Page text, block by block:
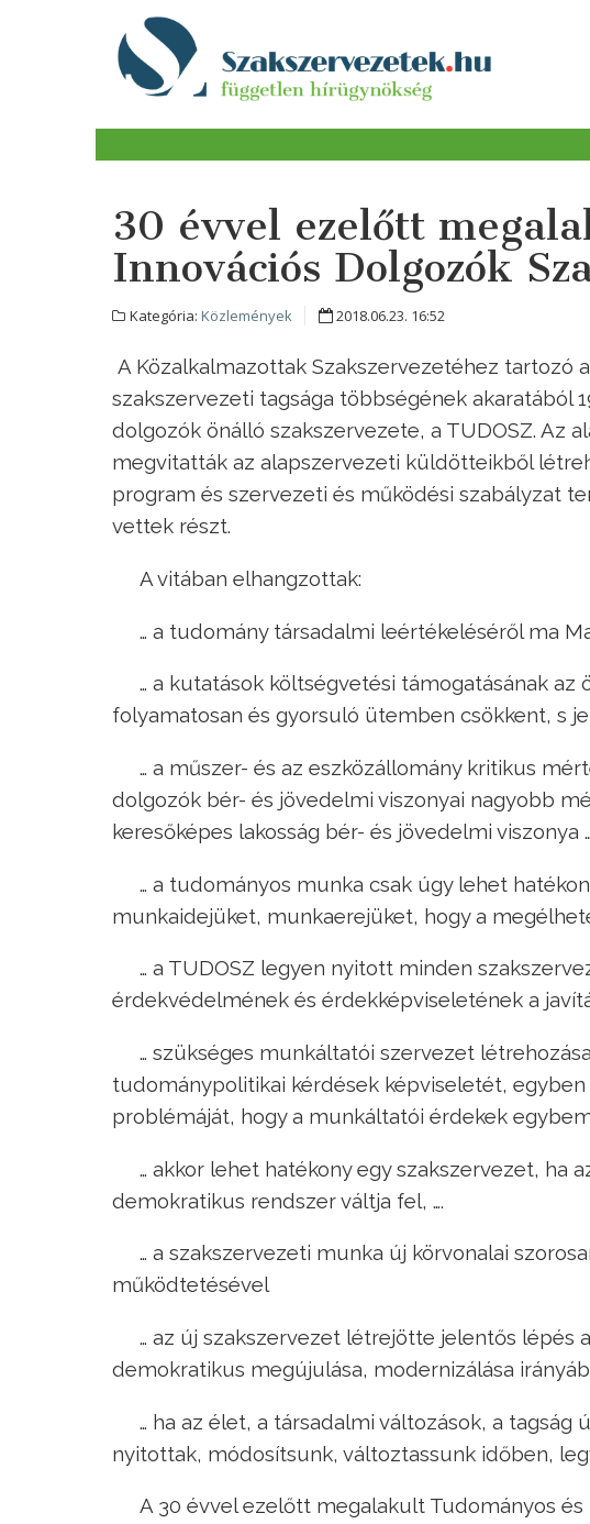
30 évvel ezelőtt
Innovációs Dolgozók
Kategória: Közlemények 2018.06.23. 16:52
A Közalkalmazottak Szakszervezetéhez
szakszervezeti tagsága többségének akaratából
dolgozók önálló szakszervezete, a TUDOSZ. Az
megvitatták az alapszervezeti küldötteikből
program és szervezeti és működési szabályzat
vettek részt.
A vitában elhangzottak:
… a tudomány társadalmi leértékeléséről ma
… a kutatások költségvetési támogatásának
folyamatosan és gyorsuló ütemben csökkent, s
… a műszer- és az eszközállomány kritikus
dolgozók bér- és jövedelmi viszonyai nagyobb
keresőképes lakosság bér- és jövedelmi viszonya …
… a tudományos munka csak úgy lehet
munkaidejüket, munkaerejüket, hogy a
… a TUDOSZ legyen nyitott minden
érdekvédelmének és érdekképviseletének a
… szükséges munkáltatói szervezet
tudománypolitikai kérdések képviseletét,
problémáját, hogy a munkáltatói érdekek
… akkor lehet hatékony egy szakszervezet, ha
demokratikus rendszer váltja fel, ….
… a szakszervezeti munka új körvonalai
működtetésével
… az új szakszervezet létrejötte jelentős lépés
demokratikus megújulása, modernizálása
… ha az élet, a társadalmi változások, a tagság
nyitottak, módosítsunk, változtassunk időben,
A 30 évvel ezelőtt megalakult Tudományos